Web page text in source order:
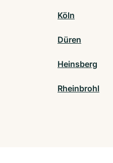
Köln
Düren
Heinsberg
Rheinbrohl